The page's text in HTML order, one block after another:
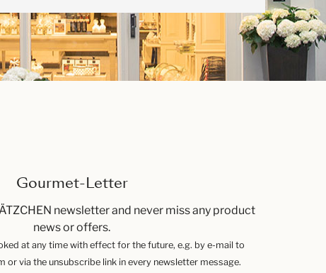
Gourmet-Letter
newsletter and never miss any product
news or offers.
at any time with effect for the future, e.g. by e-mail to
or via the unsubscribe link in every newsletter message.